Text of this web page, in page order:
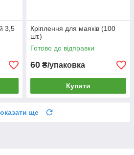
3,5
Кріплення для маяків (100
шт.)
Готово до відправки
60 ₴/упаковка
Купити
ще